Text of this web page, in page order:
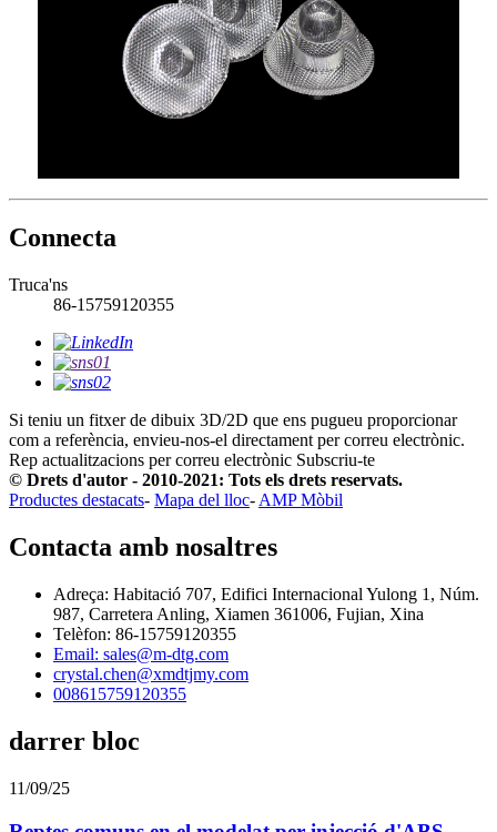
Connecta
Truca'ns
86-15759120355
Si teniu un fitxer de dibuix 3D/2D que ens pugueu proporcionar
com a referència, envieu-nos-el directament per correu electrònic.
Rep actualitzacions per correu electrònic Subscriu-te
© Drets d'autor - 2010-2021: Tots els drets reservats.
Productes destacats- Mapa del lloc- AMP Mòbil
Contacta amb nosaltres
Adreça: Habitació 707, Edifici Internacional Yulong 1, Núm.
987, Carretera Anling, Xiamen 361006, Fujian, Xina
Telèfon: 86-15759120355
Email: sales@m-dtg.com
crystal.chen@xmdtjmy.com
008615759120355
darrer bloc
11/09/25